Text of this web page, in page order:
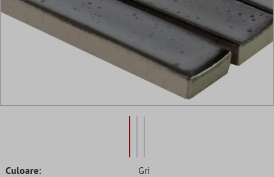
Culoare:
Gri